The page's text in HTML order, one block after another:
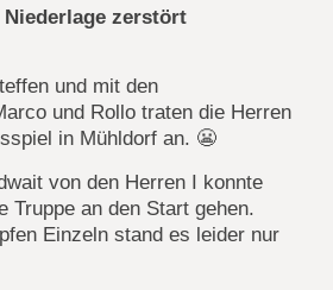
Niederlage zerstört
und mit den
und Rollo traten die Herren
in Mühldorf an. 😬
von den Herren I konnte
Truppe an den Start gehen.
Einzeln stand es leider nur